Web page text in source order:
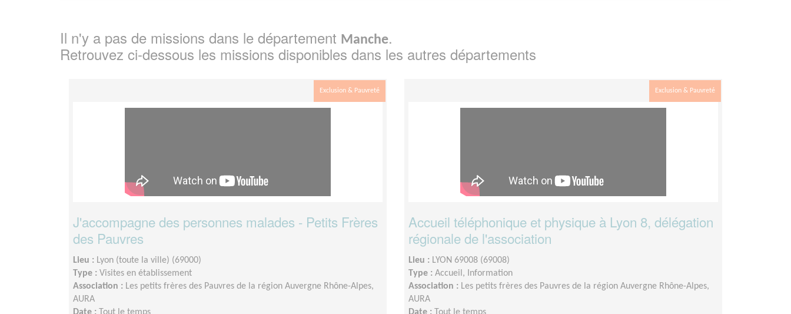
Il n'y a pas de missions dans le département Manche.
Retrouvez ci-dessous les missions disponibles dans les autres départements
Exclusion & Pauvreté
J'accompagne des personnes malades - Petits Frères
des Pauvres
Lieu : Lyon (toute la ville) (69000)
Type : Visites en établissement
Association : Les petits frères des Pauvres de la région Auvergne Rhône-Alpes,
AURA
Exclusion & Pauvreté
Accueil téléphonique et physique à Lyon 8, délégation
régionale de l'association
Lieu : LYON 69008 (69008)
Type : Accueil, Information
Association : Les petits frères des Pauvres de la région Auvergne Rhône-Alpes,
AURA